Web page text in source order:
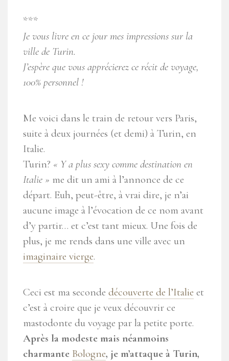
***
Je vous livre en ce jour mes impressions sur la
ville de Turin.
J’espère que vous apprécierez ce récit de voyage,
100% personnel !
Me voici dans le train de retour vers Paris,
suite à deux journées (et demi) à Turin, en
Italie.
Turin? « Y a plus sexy comme destination en
Italie » me dit un ami à l’annonce de ce
départ. Euh, peut-être, à vrai dire, je n’ai
aucune image à l’évocation de ce nom avant
d’y partir… et c’est tant mieux. Une fois de
plus, je me rends dans une ville avec un
imaginaire vierge.
Ceci est ma seconde découverte de l’Italie et
c’est à croire que je veux découvrir ce
mastodonte du voyage par la petite porte.
Après la modeste mais néanmoins
charmante Bologne, je m’attaque à Turin,